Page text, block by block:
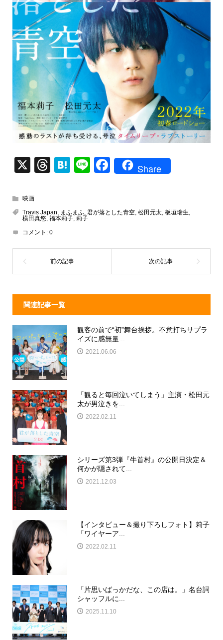
X T
a
d
s
H
n
Li F
e
o
k
Share
映画
Travis Japan
まふまふ 君が落とした青空, 松田元太, 板垣瑞生
横田真悠, 福本莉子, 莉子
コメント: 0
関連記事一覧
観客の前で“初”舞台挨拶。不意打ちサプラ
イズに感無量...
2021.06.06
「観ると毎回泣いてしまう」主演・松田元
太が男泣きを...
2022.02.11
シリーズ第3弾『牛首村』の公開日決定＆
何かが隠されて...
2021.12.03
【インタビュー＆撮り下ろしフォト】莉子
「ワイヤーア...
2022.02.11
「片思いばっかだな、この店は。」名台詞
シャッフルに...
2025.11.10